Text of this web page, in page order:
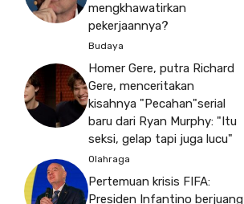
mengkhawatirkan
pekerjaannya?
Budaya
Homer Gere, putra Richard
Gere, menceritakan
kisahnya "Pecahan"serial
baru dari Ryan Murphy: "Itu
seksi, gelap tapi juga lucu"
Olahraga
Pertemuan krisis FIFA:
Presiden Infantino berjuang